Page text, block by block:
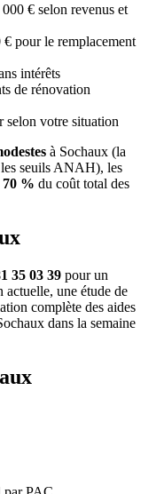
€ selon revenus et
pour le remplacement
intérêts
de rénovation
selon votre situation
à Sochaux (la
seuils ANAH), les
70 % du coût total des
35 03 39 pour un
une étude de
complète des aides
dans la semaine